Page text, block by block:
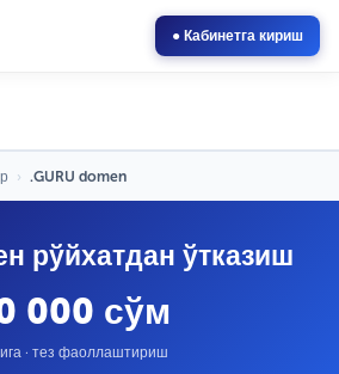
● Кабинетга кириш
› .GURU domen
рўйхатдан ўтказиш
000 сўм
· тез фаоллаштириш